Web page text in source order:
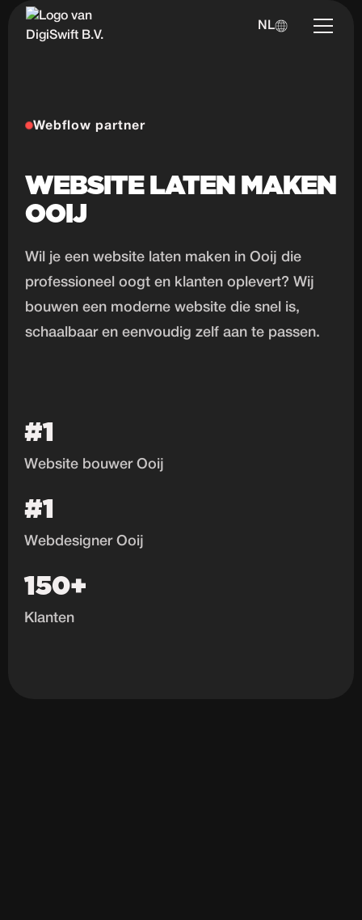
NL
Webflow partner
WEBSITE LATEN MAKEN
OOIJ
Wil je een website laten maken in Ooij die
professioneel oogt en klanten oplevert? Wij
bouwen een moderne website die snel is,
schaalbaar en eenvoudig zelf aan te passen.
#1
Website bouwer Ooij
#1
Webdesigner Ooij
150+
Klanten